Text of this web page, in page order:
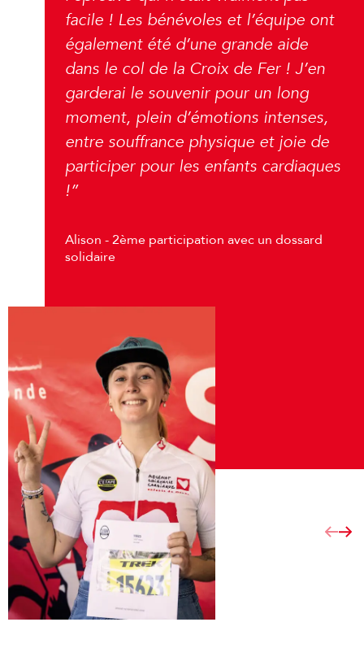
facile ! Les bénévoles et l’équipe ont
également été d’une grande aide
dans le col de la Croix de Fer ! J’en
garderai le souvenir pour un long
moment, plein d’émotions intenses,
entre souffrance physique et joie de
participer pour les enfants cardiaques
!”
Alison - 2ème participation avec un dossard
solidaire